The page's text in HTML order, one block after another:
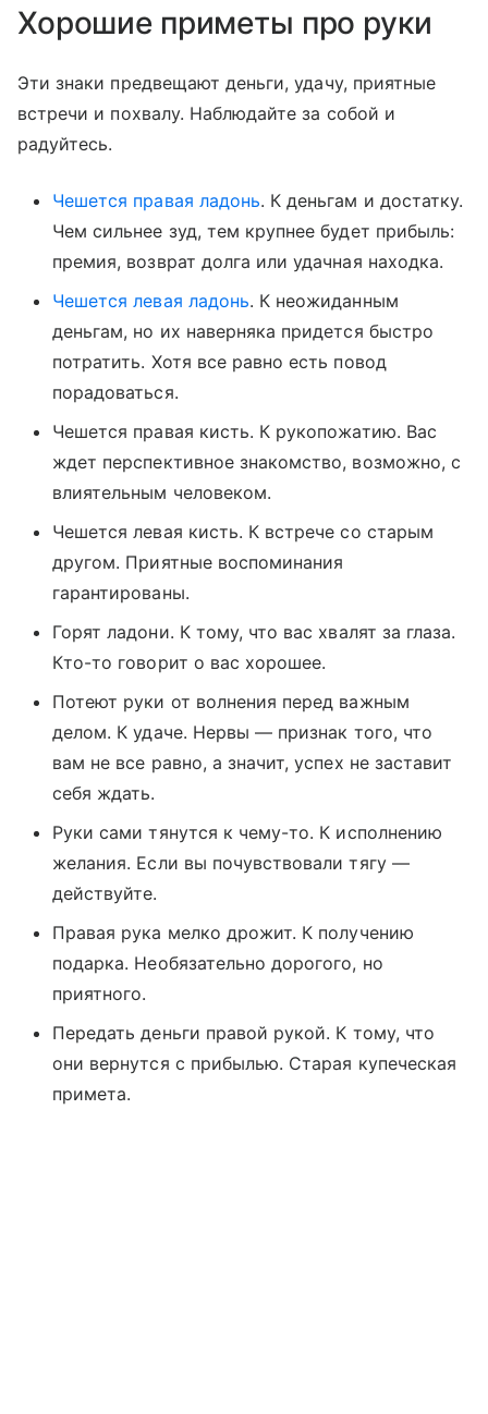
Хорошие приметы про руки
Эти знаки предвещают деньги, удачу, приятные
встречи и похвалу. Наблюдайте за собой и
радуйтесь.
Чешется правая ладонь. К деньгам и достатку.
Чем сильнее зуд, тем крупнее будет прибыль:
премия, возврат долга или удачная находка.
Чешется левая ладонь. К неожиданным
деньгам, но их наверняка придется быстро
потратить. Хотя все равно есть повод
порадоваться.
Чешется правая кисть. К рукопожатию. Вас
ждет перспективное знакомство, возможно, с
влиятельным человеком.
Чешется левая кисть. К встрече со старым
другом. Приятные воспоминания
гарантированы.
Горят ладони. К тому, что вас хвалят за глаза.
Кто-то говорит о вас хорошее.
Потеют руки от волнения перед важным
делом. К удаче. Нервы — признак того, что
вам не все равно, а значит, успех не заставит
себя ждать.
Руки сами тянутся к чему-то. К исполнению
желания. Если вы почувствовали тягу —
действуйте.
Правая рука мелко дрожит. К получению
подарка. Необязательно дорогого, но
приятного.
Передать деньги правой рукой. К тому, что
они вернутся с прибылью. Старая купеческая
примета.